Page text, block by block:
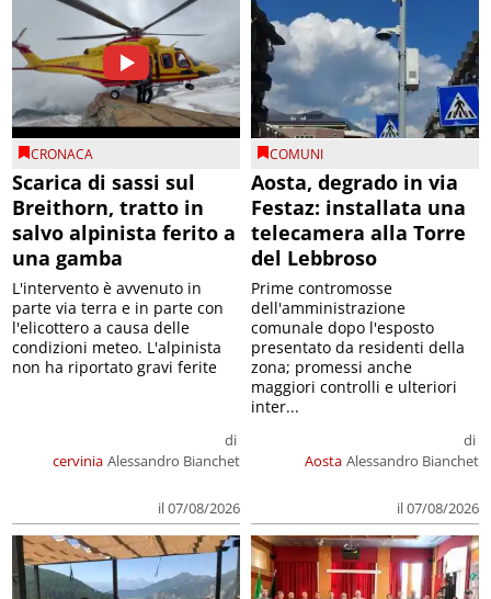
CRONACA
Scarica di sassi sul
Breithorn, tratto in
salvo alpinista ferito a
una gamba
cervinia
di
Alessandro Bianchet
il 07/08/2026
L'intervento è avvenuto in
parte via terra e in parte con
l'elicottero a causa delle
condizioni meteo. L'alpinista
non ha riportato gravi ferite
COMUNI
Aosta, degrado in via
Festaz: installata una
telecamera alla Torre
del Lebbroso
Aosta
di
Alessandro Bianchet
il 07/08/2026
Prime contromosse
dell'amministrazione
comunale dopo l'esposto
presentato da residenti della
zona; promessi anche
maggiori controlli e ulteriori
inter...